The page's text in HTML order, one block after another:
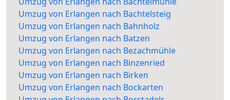
Umzug von Erlangen nach Bachtelsteig
Umzug von Erlangen nach Bahnholz
Umzug von Erlangen nach Batzen
Umzug von Erlangen nach Bezachmühle
Umzug von Erlangen nach Binzenried
Umzug von Erlangen nach Birken
Umzug von Erlangen nach Bockarten